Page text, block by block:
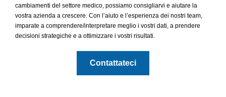
cambiamenti del settore medico, possiamo consigliarvi e aiutare la
vostra azienda a crescere. Con l’aiuto e l’esperienza dei nostri team,
imparate a comprendere/interpretare meglio i vostri dati, a prendere
decisioni strategiche e a ottimizzare i vostri risultati.
Contattateci